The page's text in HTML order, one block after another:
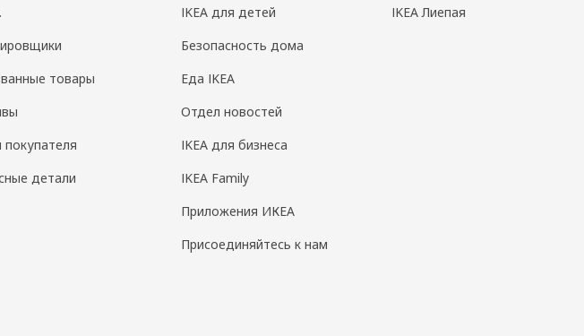
товары
детали
IKEA для детей
Безопасность дома
Еда IKEA
Отдел новостей
IKEA для бизнеса
IKEA Family
Приложения ИКЕА
Присоединяйтесь к нам
IKEA Лиепая